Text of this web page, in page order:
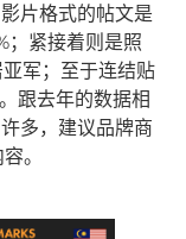
片格式的帖文是
；紧接着则是照
军；至于连结贴
跟去年的数据相
多，建议品牌商
。